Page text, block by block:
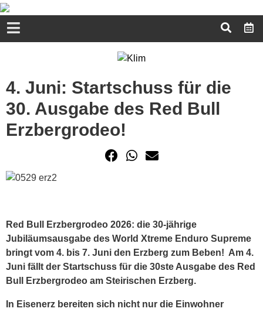
4. Juni: Startschuss für die
30. Ausgabe des Red Bull
Erzbergrodeo!
Red Bull Erzbergrodeo 2026: die 30-jährige
Jubiläumsausgabe des World Xtreme Enduro Supreme
bringt vom 4. bis 7. Juni den Erzberg zum Beben! Am 4.
Juni fällt der Startschuss für die 30ste Ausgabe des Red
Bull Erzbergrodeo am Steirischen Erzberg.
In Eisenerz bereiten sich nicht nur die Einwohner